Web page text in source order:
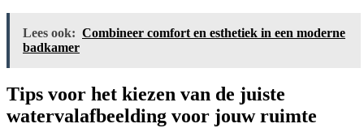
Lees ook: Combineer comfort en esthetiek in een moderne
badkamer
Tips voor het kiezen van de juiste
watervalafbeelding voor jouw ruimte